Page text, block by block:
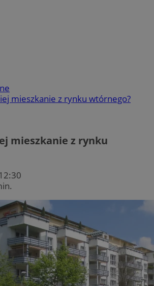
mieszkanie z rynku wtórnego?
mieszkanie z rynku